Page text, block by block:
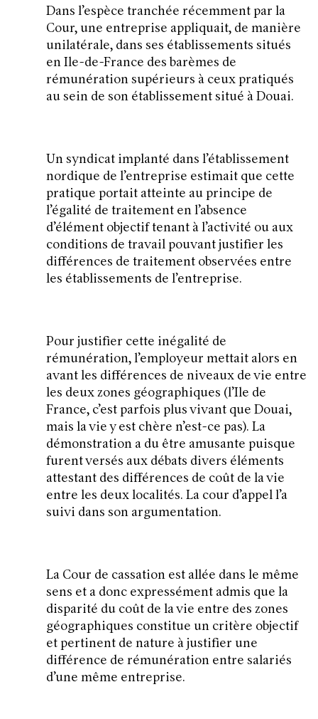
Dans l’espèce tranchée récemment par la
Cour, une entreprise appliquait, de manière
unilatérale, dans ses établissements situés
en Ile-de-France des barèmes de
rémunération supérieurs à ceux pratiqués
au sein de son établissement situé à Douai.
Un syndicat implanté dans l’établissement
nordique de l’entreprise estimait que cette
pratique portait atteinte au principe de
l’égalité de traitement en l’absence
d’élément objectif tenant à l’activité ou aux
conditions de travail pouvant justifier les
différences de traitement observées entre
les établissements de l’entreprise.
Pour justifier cette inégalité de
rémunération, l’employeur mettait alors en
avant les différences de niveaux de vie entre
les deux zones géographiques (l’Ile de
France, c’est parfois plus vivant que Douai,
mais la vie y est chère n’est-ce pas). La
démonstration a du être amusante puisque
furent versés aux débats divers éléments
attestant des différences de coût de la vie
entre les deux localités. La cour d’appel l’a
suivi dans son argumentation.
La Cour de cassation est allée dans le même
sens et a donc expressément admis que la
disparité du coût de la vie entre des zones
géographiques constitue un critère objectif
et pertinent de nature à justifier une
différence de rémunération entre salariés
d’une même entreprise.